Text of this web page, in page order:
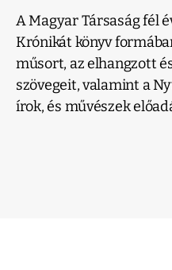
A Magyar Társaság fél
Krónikát könyv
műsort, az elhangzott
szövegeit, valamint a
írok, és művészek